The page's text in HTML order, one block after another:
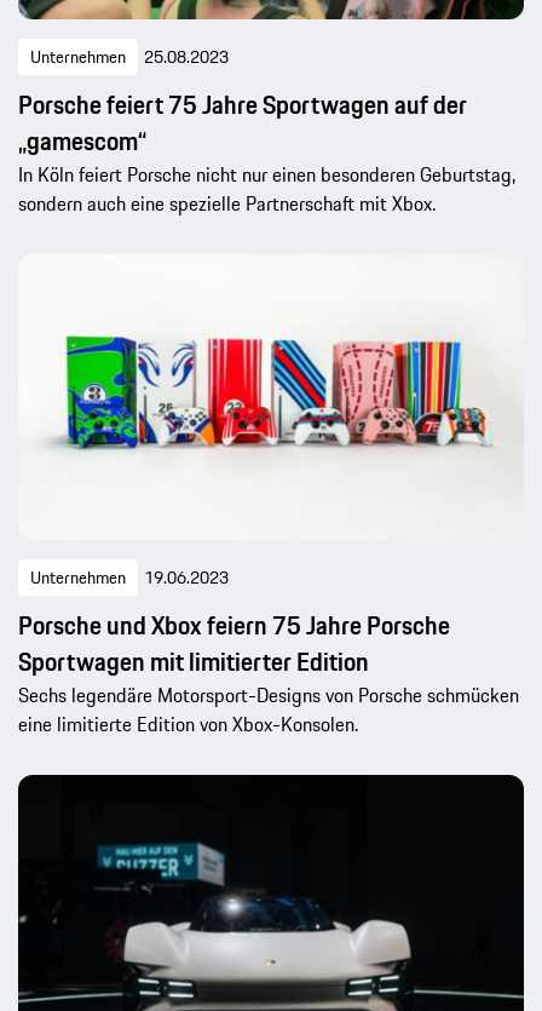
Unternehmen 25.08.2023
Porsche feiert 75 Jahre Sportwagen auf der
„gamescom“
In Köln feiert Porsche nicht nur einen besonderen Geburtstag,
sondern auch eine spezielle Partnerschaft mit Xbox.
Unternehmen 19.06.2023
Porsche und Xbox feiern 75 Jahre Porsche
Sportwagen mit limitierter Edition
Sechs legendäre Motorsport-Designs von Porsche schmücken
eine limitierte Edition von Xbox-Konsolen.